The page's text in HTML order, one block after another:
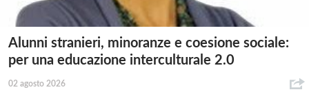
Alunni stranieri, minoranze e coesione sociale:
per una educazione interculturale 2.0
02 agosto 2026